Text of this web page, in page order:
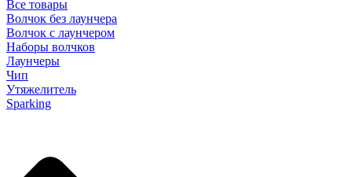
Все товары
Волчок без лаунчера
Волчок с лаунчером
Наборы волчков
Лаунчеры
Чип
Утяжелитель
Sparking